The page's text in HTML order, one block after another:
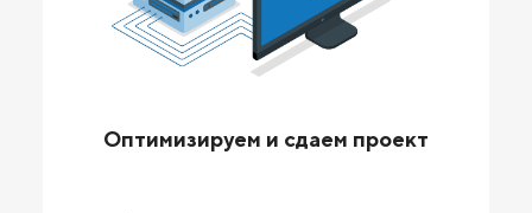
Оптимизируем и сдаем проект